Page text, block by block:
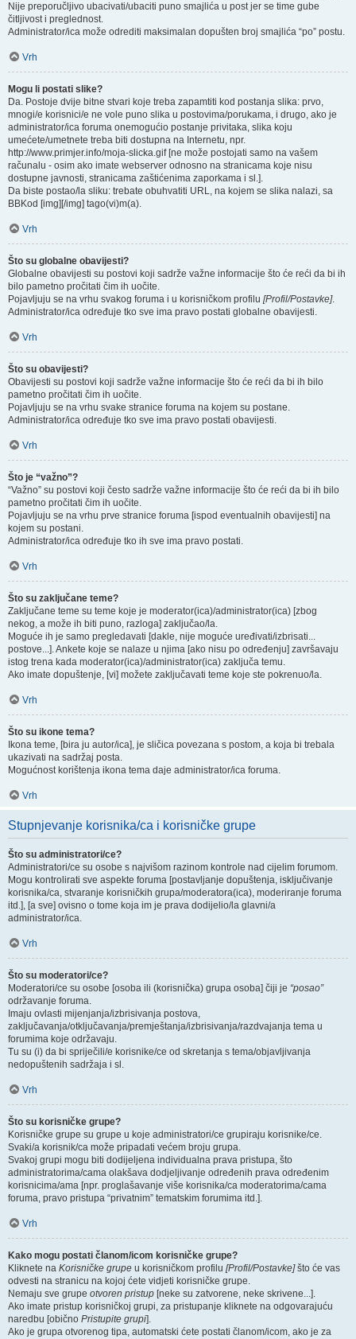
Nije preporučljivo ubacivati/ubaciti puno smajlića u post jer se time gube
čitljivost i preglednost.
Administrator/ica može odrediti maksimalan dopušten broj smajlića “po” postu.
Vrh
Mogu li postati slike?
Da. Postoje dvije bitne stvari koje treba zapamtiti kod postanja slika: prvo,
mnogi/e korisnici/e ne vole puno slika u postovima/porukama, i drugo, ako je
administrator/ica foruma onemogućio postanje privitaka, slika koju
umećete/umetnete treba biti dostupna na Internetu, npr.
http://www.primjer.info/moja-slicka.gif [ne može postojati samo na vašem
računalu - osim ako imate webserver odnosno na stranicama koje nisu
dostupne javnosti, stranicama zaštićenima zaporkama i sl.].
Da biste postao/la sliku: trebate obuhvatiti URL, na kojem se slika nalazi, sa
BBKod [img][/img] tago(vi)m(a).
Vrh
Što su globalne obavijesti?
Globalne obavijesti su postovi koji sadrže važne informacije što će reći da bi ih
bilo pametno pročitati čim ih uočite.
Pojavljuju se na vrhu svakog foruma i u korisničkom profilu [Profil/Postavke].
Administrator/ica određuje tko sve ima pravo postati globalne obavijesti.
Vrh
Što su obavijesti?
Obavijesti su postovi koji sadrže važne informacije što će reći da bi ih bilo
pametno pročitati čim ih uočite.
Pojavljuju se na vrhu svake stranice foruma na kojem su postane.
Administrator/ica određuje tko sve ima pravo postati obavijesti.
Vrh
Što je “važno”?
“Važno” su postovi koji često sadrže važne informacije što će reći da bi ih bilo
pametno pročitati čim ih uočite.
Pojavljuju se na vrhu prve stranice foruma [ispod eventualnih obavijesti] na
kojem su postani.
Administrator/ica određuje tko ih sve ima pravo postati.
Vrh
Što su zaključane teme?
Zaključane teme su teme koje je moderator(ica)/administrator(ica) [zbog
nekog, a može ih biti puno, razloga] zaključao/la.
Moguće ih je samo pregledavati [dakle, nije moguće uređivati/izbrisati...
postove...]. Ankete koje se nalaze u njima [ako nisu po određenju] završavaju
istog trena kada moderator(ica)/administrator(ica) zaključa temu.
Ako imate dopuštenje, [vi] možete zaključavati teme koje ste pokrenuo/la.
Vrh
Što su ikone tema?
Ikona teme, [bira ju autor/ica], je sličica povezana s postom, a koja bi trebala
ukazivati na sadržaj posta.
Mogućnost korištenja ikona tema daje administrator/ica foruma.
Vrh
Stupnjevanje korisnika/ca i korisničke grupe
Što su administratori/ce?
Administratori/ce su osobe s najvišom razinom kontrole nad cijelim forumom.
Mogu kontrolirati sve aspekte foruma [postavljanje dopuštenja, isključivanje
korisnika/ca, stvaranje korisničkih grupa/moderatora(ica), moderiranje foruma
itd.], [a sve] ovisno o tome koja im je prava dodijelio/la glavni/a
administrator/ica.
Vrh
Što su moderatori/ce?
Moderatori/ce su osobe [osoba ili (korisnička) grupa osoba] čiji je “posao”
održavanje foruma.
Imaju ovlasti mijenjanja/izbrisivanja postova,
zaključavanja/otključavanja/premještanja/izbrisivanja/razdvajanja tema u
forumima koje održavaju.
Tu su (i) da bi spriječili/e korisnike/ce od skretanja s tema/objavljivanja
nedopuštenih sadržaja i sl.
Vrh
Što su korisničke grupe?
Korisničke grupe su grupe u koje administratori/ce grupiraju korisnike/ce.
Svaki/a korisnik/ca može pripadati većem broju grupa.
Svakoj grupi mogu biti dodijeljena individualna prava pristupa, što
administratorima/cama olakšava dodjeljivanje određenih prava određenim
korisnicima/ama [npr. proglašavanje više korisnika/ca moderatorima/cama
foruma, pravo pristupa “privatnim” tematskim forumima itd.].
Vrh
Kako mogu postati članom/icom korisničke grupe?
Kliknete na Korisničke grupe u korisničkom profilu [Profil/Postavke]što će vas
odvesti na stranicu na kojoj ćete vidjeti korisničke grupe.
Nemaju sve grupe otvoren pristup [neke su zatvorene, neke skrivene...].
Ako imate pristup korisničkoj grupi, za pristupanje kliknete na odgovarajuću
naredbu [obično Pristupite grupi].
Ako je grupa otvorenog tipa, automatski ćete postati članom/icom, ako je za